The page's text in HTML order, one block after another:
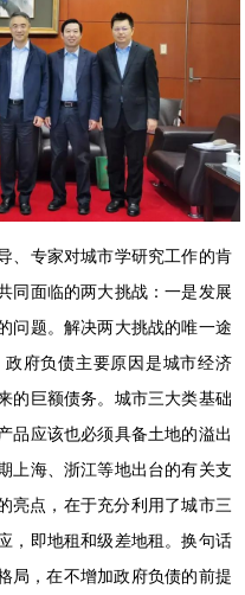
、专家对城市学研究工作的肯
同面临的两大挑战：一是发展
问题。解决两大挑战的唯一途
府负债主要原因是城市经济
的巨额债务。城市三大类基础
品应该也必须具备土地的溢出
上海、浙江等地出台的有关支
亮点，在于充分利用了城市三
，即地租和级差地租。换句话
局，在不增加政府负债的前提